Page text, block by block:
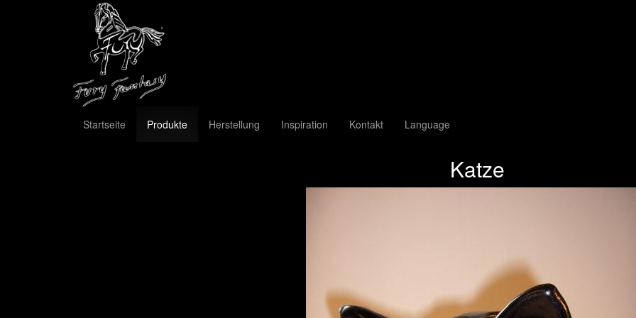
Startseite Produkte Herstellung Inspiration Kontakt Language
Katze